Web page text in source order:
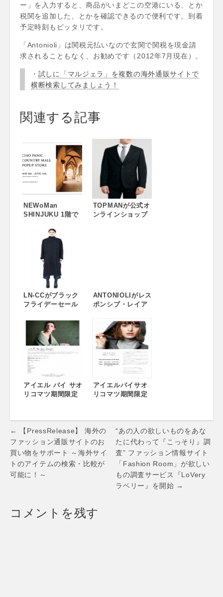
ー」を入力すると、商品がいまどこの空港にいる、とか
税関を追加した、とかを確認できるので便利です。到着
予定時刻もピッタリです。
「Antonioli」は関税元払いなので玄関で関税を現金請
求されることもなく、お勧めです（2012年7月現在）。
・ 試しに「マルジェラ」を複数の海外通販サイトで
横断検索してみましょう！
関連する記事
NEWoMan
SHINJUKU 1階で
CONTRY MALLの
POP-UP第2弾を5
月8日～6月13日の
期間中に開催いた
します！
TOPMANが公式オ
ンラインショップ
LN-CCがブラック
フライデーセール
象アイテムが30%
オフ！
ANTONIOLIがレス
ポンシブ・レイア
アイエル バイ サオ
リコマツ期間限定
アイエルバイサオ
リコマツ期間限定
Post
navigation
← 【PressRelease】 海外の
ファッション通販サイトのお
買い物をサポート ～海外サイ
トのアイテムの検索・比較が
可能に！～
“あの人の欲しいものをあな
たに代わって『こっそり』調
査” ファッション情報サイト
「Fashion Room」が欲しい
もの調査サービス『LoVery
ラベリー』を開始 →
コメントを残す